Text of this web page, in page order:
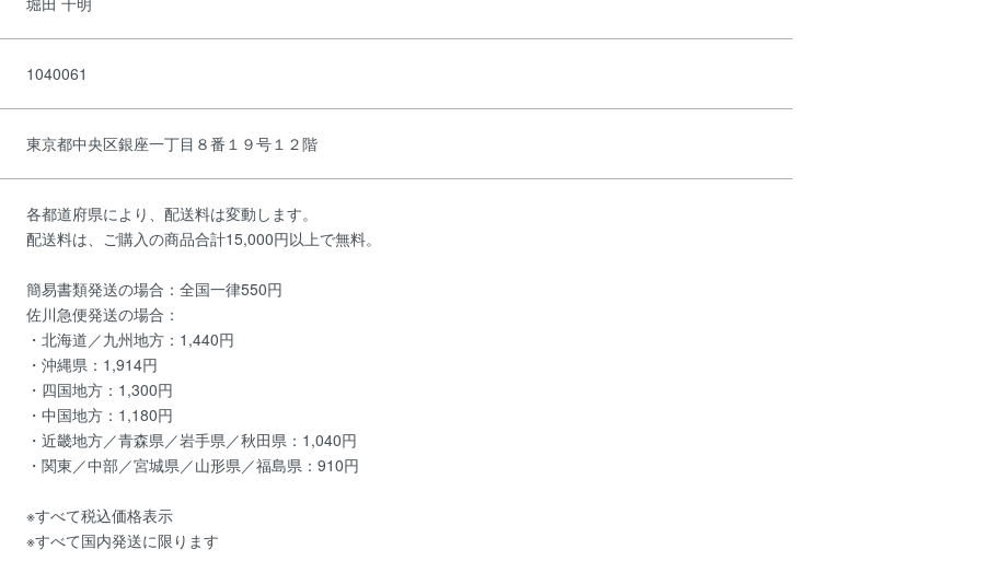
1040061
東京都中央区銀座一丁目８番１９号１２階
各都道府県により、配送料は変動します。
配送料は、ご購入の商品合計15,000円以上で無料。
簡易書類発送の場合：全国一律550円
佐川急便発送の場合：
・北海道／九州地方：1,440円
・沖縄県：1,914円
・四国地方：1,300円
・中国地方：1,180円
・近畿地方／青森県／岩手県／秋田県：1,040円
・関東／中部／宮城県／山形県／福島県：910円
※すべて税込価格表示
※すべて国内発送に限ります